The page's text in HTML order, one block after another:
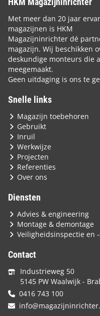
Met meer dan 20 jaar
magazijnen is HKM
Magazijninrichter dé
magazijn. Wij beschikken
deskundige monteurs die
meegemaakt.
Geen uitdaging is ons te
Snelle links
Magazijn toebehoren
Gebruikt
Inruil
Werkwijze
Projecten
Referenties
Over ons
Diensten
Advies & engineering
Montage & demontage
Veiligheidsinspectie en
Contact
Industrieweg 50
5145 PW Waalwijk -
0416 743 100